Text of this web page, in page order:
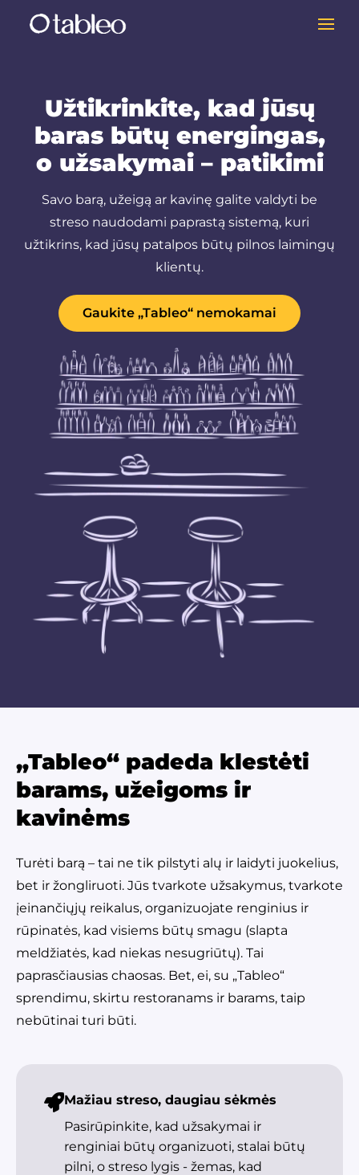
Užtikrinkite, kad jūsų
baras būtų energingas,
o užsakymai – patikimi
Savo barą, užeigą ar kavinę galite valdyti be
streso naudodami paprastą sistemą, kuri
užtikrins, kad jūsų patalpos būtų pilnos laimingų
klientų.
Gaukite „Tableo“ nemokamai
„Tableo“ padeda klestėti
barams, užeigoms ir
kavinėms
Turėti barą – tai ne tik pilstyti alų ir laidyti juokelius,
bet ir žongliruoti. Jūs tvarkote užsakymus, tvarkote
įeinančiųjų reikalus, organizuojate renginius ir
rūpinatės, kad visiems būtų smagu (slapta
meldžiatės, kad niekas nesugriūtų). Tai
paprasčiausias chaosas. Bet, ei, su „Tableo“
sprendimu, skirtu restoranams ir barams, taip
nebūtinai turi būti.
Mažiau streso, daugiau sėkmės
Pasirūpinkite, kad užsakymai ir
renginiai būtų organizuoti, stalai būtų
pilni, o streso lygis - žemas, kad